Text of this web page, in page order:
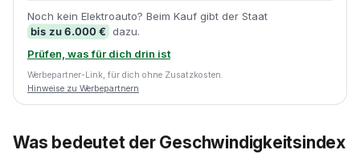
Noch kein Elektroauto? Beim Kauf gibt der Staat
bis zu 6.000 € dazu.
Prüfen, was für dich drin ist
Werbepartner-Link, für dich ohne Zusatzkosten.
Hinweise zu Werbepartnern
Was bedeutet der Geschwindigkeitsindex